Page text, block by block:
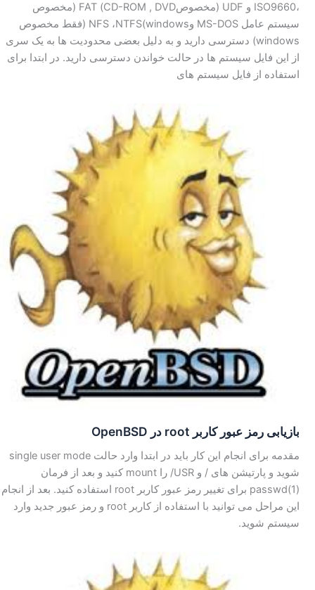
،ISO9660 و UDF (مخصوصCD-ROM , DVD) FAT (مخصوص
سیستم عامل MS-DOS وwindows)NFS ،NTFS (فقط مخصوص
windows) دسترسی دارید و به دلیل بعضی محدودیت ها به یک سری
از این فایل سیستم ها در حالت خواندن دسترسی دارید. در ابتدا برای
استفاده از فایل سیستم های
بازیابی رمز عبور کاربر root در OpenBSD
مقدمه برای انجام این کار باید در ابتدا وارد حالت single user mode
شوید و پارتیشن های / و USR/ را mount کنید و بعد از فرمان
(passwd(1 برای تغییر رمز عبور کاربر root استفاده کنید. بعد از انجام
این مراحل می توانید با استفاده از کاربر root و رمز عبور جدید وارد
سیستم شوید.